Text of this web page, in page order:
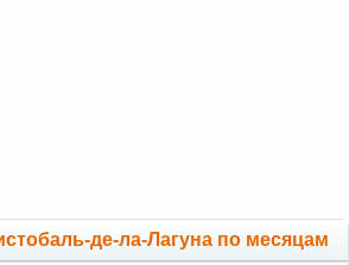
де-ла-Лагуна по месяцам